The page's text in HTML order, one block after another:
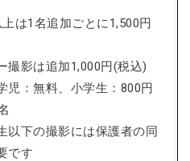
は1名追加ごとに1,500円
撮影は追加1,000円(税込)
児：無料、小学生：800円
以下の撮影には保護者の同
です